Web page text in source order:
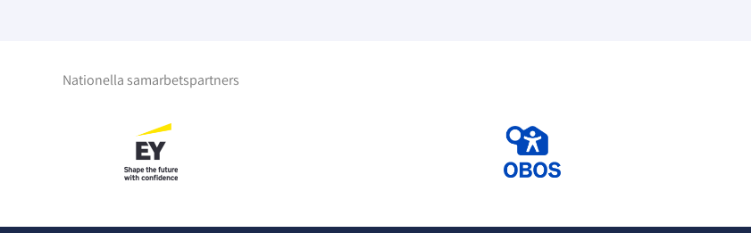
Nationella samarbetspartners